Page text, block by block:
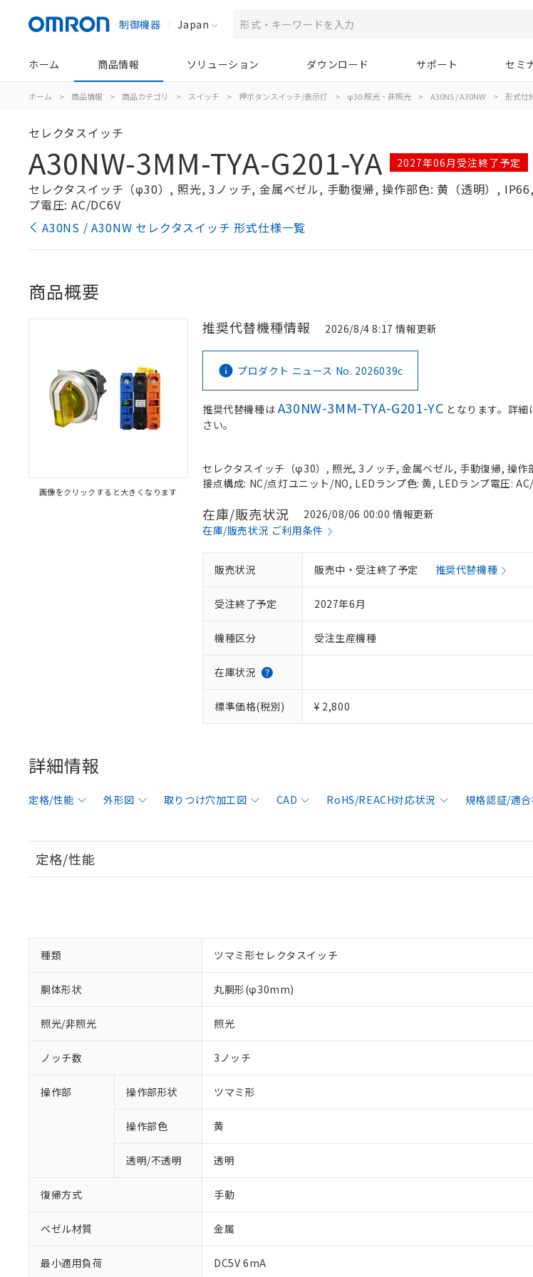
制御機器 Japan
ホーム 商品情報 ソリューション ダウンロード サポート セミ
ホーム > 商品情報 > 商品カテゴリ > スイッチ > 押ボタンスイッチ/表示灯 > φ30:照光・非照光 > A30NS / A30NW > 形式仕
セレクタスイッチ
A30NW-3MM-TYA-G201-YA 2027年06月受注終了予定
セレクタスイッチ（φ30）, 照光, 3ノッチ, 金属ベゼル, 手動復帰, 操作部色: 黄（透明）,
プ電圧: AC/DC6V
A30NS / A30NW セレクタスイッチ 形式仕様一覧
商品概要
画像をクリックすると大きくなります
推奨代替機種情報 2026/8/4 8:17 情報更新
プロダクト ニュース No. 2026039c
推奨代替機種はA30NW-3MM-TYA-G201-YC となります。詳
さい。
セレクタスイッチ（φ30）, 照光, 3ノッチ, 金属ベゼル, 手動復帰, 操作
接点構成: NC/点灯ユニット/NO, LEDランプ色: 黄, LEDランプ電圧:
在庫/販売状況
2026/08/06 00:00 情報更新
在庫/販売状況 ご利用条件
販売状況 販売中・受注終了予定 推奨代替機種
受注終了予定 2027年6月
機種区分 受注生産機種
在庫状況
標準価格(税別) ¥ 2,800
詳細情報
定格/性能 外形図 取りつけ穴加工図 CAD RoHS/REACH対応状況 規格認証/適
定格/性能
種類 ツマミ形セレクタスイッチ
胴体形状 丸胴形(φ30mm)
照光/非照光 照光
ノッチ数 3ノッチ
操作部 操作部形状 ツマミ形
操作部色 黄
透明/不透明 透明
復帰方式 手動
ベゼル材質 金属
最小適用負荷 DC5V 6mA